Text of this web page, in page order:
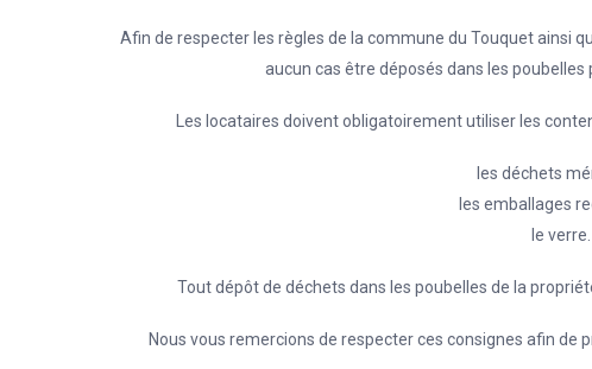
Afin de respecter les règles de la commune du Touquet ainsi
aucun cas être déposés dans les poubelles
Les locataires doivent obligatoirement utiliser les
les déchets
les emballages
le verre.
Tout dépôt de déchets dans les poubelles de la
Nous vous remercions de respecter ces consignes afin de